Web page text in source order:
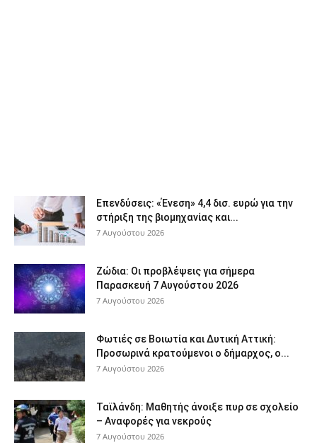
Επενδύσεις: «Ένεση» 4,4 δισ. ευρώ για την
στήριξη της βιομηχανίας και...
7 Αυγούστου 2026
Ζώδια: Οι προβλέψεις για σήμερα
Παρασκευή 7 Αυγούστου 2026
7 Αυγούστου 2026
Φωτιές σε Βοιωτία και Δυτική Αττική:
Προσωρινά κρατούμενοι ο δήμαρχος, ο...
7 Αυγούστου 2026
Ταϊλάνδη: Μαθητής άνοιξε πυρ σε σχολείο
– Αναφορές για νεκρούς
7 Αυγούστου 2026